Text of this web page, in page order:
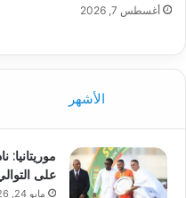
أغسطس 7, 2026
الأشهر
موريتانيا:
على
مايو 24, 2026